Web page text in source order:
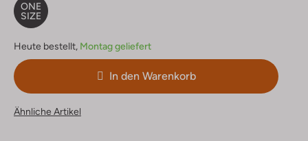
ONE
SIZE
Heute bestellt, Montag geliefert
In den Warenkorb
Ähnliche Artikel